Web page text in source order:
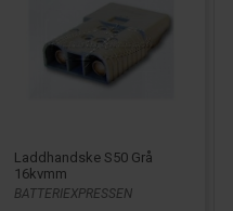
Laddhandske S50 Grå
16kvmm
BATTERIEXPRESSEN